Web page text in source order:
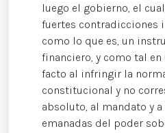
luego el gobierno, el
fuertes contradicciones
como lo que es, un
financiero, y como tal
facto al infringir la
constitucional y no
absoluto, al mandato y
emanadas del poder